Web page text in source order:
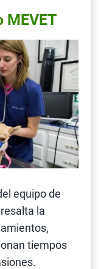
MEVET
equipo de
la
tiempos